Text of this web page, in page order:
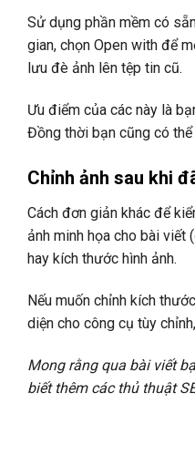
Sử dụng phần mềm có
gian, chọn Open with để
lưu đè ảnh lên tệp tin cũ.
Ưu điểm của các này là
Đồng thời bạn cũng có
Chỉnh ảnh sau khi
Cách đơn giản khác để
ảnh minh họa cho bài viết
hay kích thước hình ảnh.
Nếu muốn chỉnh kích
diện cho công cụ tùy
Mong rằng qua bài viết
biết thêm các thủ thuật